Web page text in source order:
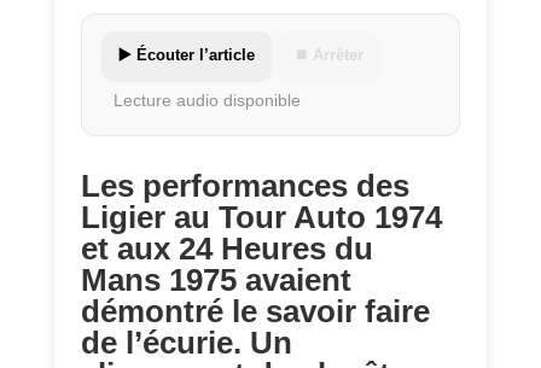
▶️ Écouter l’article ⏹ Arrêter
Lecture audio disponible
Les performances des
Ligier au Tour Auto 1974
et aux 24 Heures du
Mans 1975 avaient
démontré le savoir faire
de l’écurie. Un